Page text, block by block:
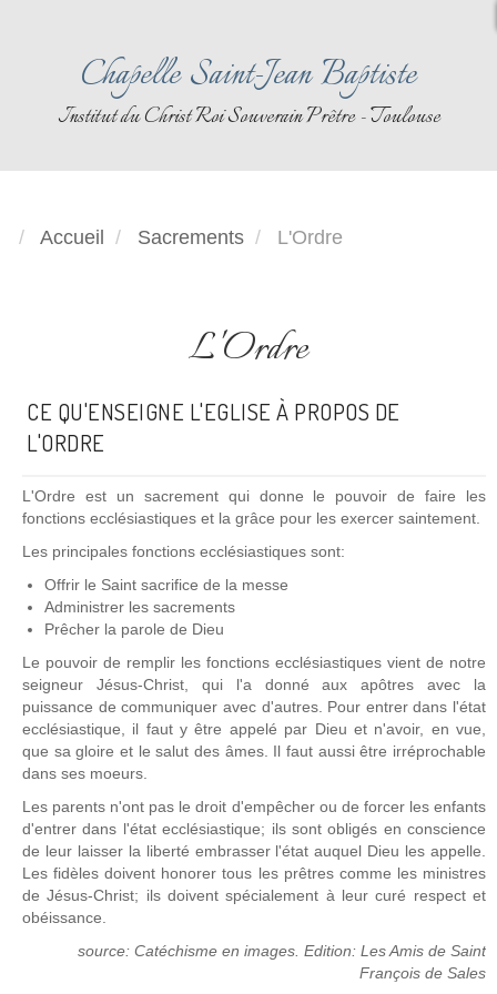
Chapelle Saint-Jean Baptiste
Institut du Christ Roi Souverain Prêtre - Toulouse
Accueil Sacrements L'Ordre
L'Ordre
CE QU'ENSEIGNE L'EGLISE À PROPOS DE
L'ORDRE
L'Ordre est un sacrement qui donne le pouvoir de faire les
fonctions ecclésiastiques et la grâce pour les exercer saintement.
Les principales fonctions ecclésiastiques sont:
Offrir le Saint sacrifice de la messe
Administrer les sacrements
Prêcher la parole de Dieu
Le pouvoir de remplir les fonctions ecclésiastiques vient de notre
seigneur Jésus-Christ, qui l'a donné aux apôtres avec la
puissance de communiquer avec d'autres. Pour entrer dans l'état
ecclésiastique, il faut y être appelé par Dieu et n'avoir, en vue,
que sa gloire et le salut des âmes. Il faut aussi être irréprochable
dans ses moeurs.
Les parents n'ont pas le droit d'empêcher ou de forcer les enfants
d'entrer dans l'état ecclésiastique; ils sont obligés en conscience
de leur laisser la liberté embrasser l'état auquel Dieu les appelle.
Les fidèles doivent honorer tous les prêtres comme les ministres
de Jésus-Christ; ils doivent spécialement à leur curé respect et
obéissance.
source: Catéchisme en images. Edition: Les Amis de Saint
François de Sales